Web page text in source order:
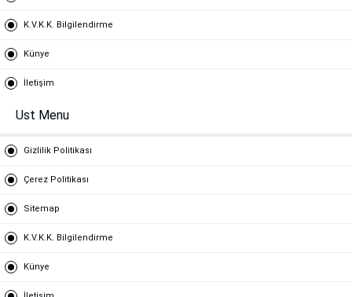
K.V.K.K. Bilgilendirme
Künye
İletişim
Ust Menu
Gizlilik Politikası
Çerez Politikası
Sitemap
K.V.K.K. Bilgilendirme
Künye